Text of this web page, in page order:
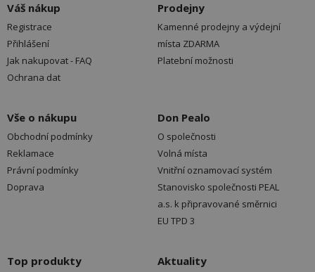
Váš nákup
Registrace
Přihlášení
Jak nakupovat - FAQ
Ochrana dat
Prodejny
Kamenné prodejny a výdejní
místa ZDARMA
Platební možnosti
Vše o nákupu
Obchodní podmínky
Reklamace
Právní podmínky
Doprava
Don Pealo
O společnosti
Volná místa
Vnitřní oznamovací systém
Stanovisko společnosti PEAL
a.s. k připravované směrnici
EU TPD 3
Top produkty Aktuality